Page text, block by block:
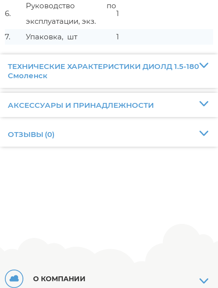
6.
Руководство по
эксплуатации, экз.
1
7. Упаковка, шт 1
ТЕХНИЧЕСКИЕ ХАРАКТЕРИСТИКИ ДИОЛД 1.5-180
Смоленск
АКСЕССУАРЫ И ПРИНАДЛЕЖНОСТИ
ОТЗЫВЫ (0)
О КОМПАНИИ